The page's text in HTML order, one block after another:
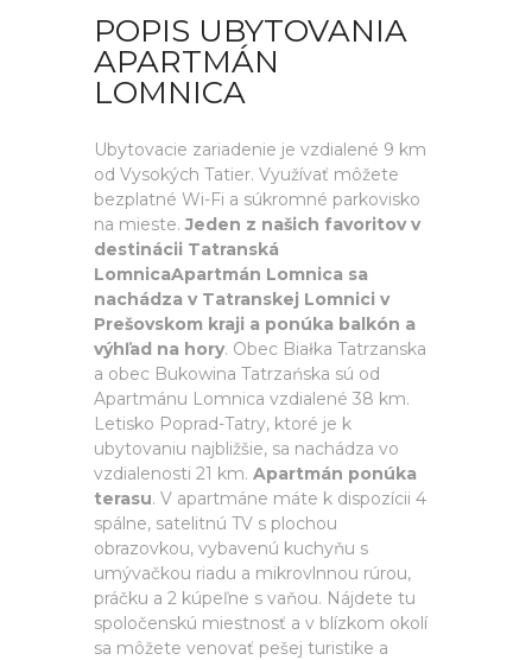
POPIS UBYTOVANIA
APARTMÁN
LOMNICA
Ubytovacie zariadenie je vzdialené 9 km
od Vysokých Tatier. Využívať môžete
bezplatné Wi-Fi a súkromné ​​parkovisko
na mieste.Jeden z našich favoritov v
destinácii Tatranská
LomnicaApartmán Lomnica sa
nachádza v Tatranskej Lomnici v
Prešovskom kraji a ponúka balkón a
výhľad na hory. Obec Białka Tatrzanska
a obec Bukowina Tatrzańska sú od
Apartmánu Lomnica vzdialené 38 km.
Letisko Poprad-Tatry, ktoré je k
ubytovaniu najbližšie, sa nachádza vo
vzdialenosti 21 km. Apartmán ponúka
terasu. V apartmáne máte k dispozícii 4
spálne, satelitnú TV s plochou
obrazovkou, vybavenú kuchyňu s
umývačkou riadu a mikrovlnnou rúrou,
práčku a 2 kúpeľne s vaňou. Nájdete tu
spoločenskú miestnosť a v blízkom okolí
sa môžete venovať pešej turistike a